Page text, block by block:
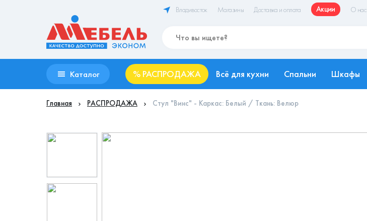
Владивосток Магазины Доставка и оплата Акции О нас
Каталог % РАСПРОДАЖА Всё для кухни Спальни Шкафы
Главная РАСПРОДАЖА Стул "Винс" - Каркас: Белый / Ткань: Велюр